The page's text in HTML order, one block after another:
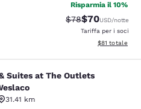
Risparmia il 10%
Tariffa di
$78Tariffa
$70USD/notte
Tariffa per i soci
Visualizza i
$81 totale
at The Outlets
Suites at The Outlets
31.41 km